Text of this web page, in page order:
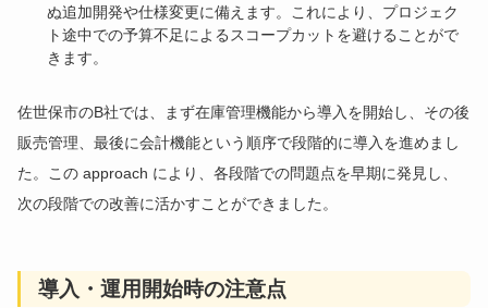
ぬ追加開発や仕様変更に備えます。これにより、プロジェク
ト途中での予算不足によるスコープカットを避けることがで
きます。
佐世保市のB社では、まず在庫管理機能から導入を開始し、その後
販売管理、最後に会計機能という順序で段階的に導入を進めまし
た。この approach により、各段階での問題点を早期に発見し、
次の段階での改善に活かすことができました。
導入・運用開始時の注意点